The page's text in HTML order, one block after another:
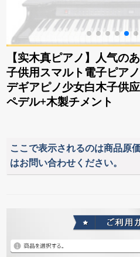
【实木真ピアノ】人气の
子供用スマルト電子ピア
デギアピノ少女白木子供
ペデル+木製チメント
ここで表示されるのは商品原
はお問い合わせください。